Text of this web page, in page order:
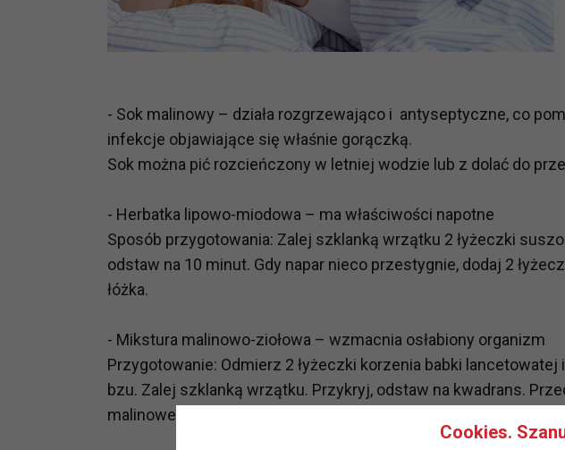
- Sok malinowy – działa rozgrzewająco i antyseptyczne, co
infekcje objawiające się właśnie gorączką.
Sok można pić rozcieńczony w letniej wodzie lub z dolać do
- Herbatka lipowo-miodowa – ma właściwości napotne
Sposób przygotowania: Zalej szklanką wrzątku 2 łyżeczki
odstaw na 10 minut. Gdy napar nieco przestygnie, dodaj 2
łóżka.
- Mikstura malinowo-ziołowa – wzmacnia osłabiony organizm
Przygotowanie: Odmierz 2 łyżeczki korzenia babki
bzu. Zalej szklanką wrzątku. Przykryj, odstaw na kwadrans.
malinowego. Pij 3 razy dziennie po 1/3 szklanki po posiłku.
Cookies.